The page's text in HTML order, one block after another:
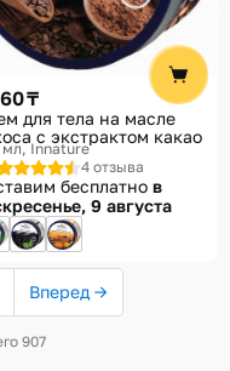
₸
для тела на масле
с экстрактом какао
мл
Innature
4 отзыва
бесплатно в
9 августа
Вперед →
907